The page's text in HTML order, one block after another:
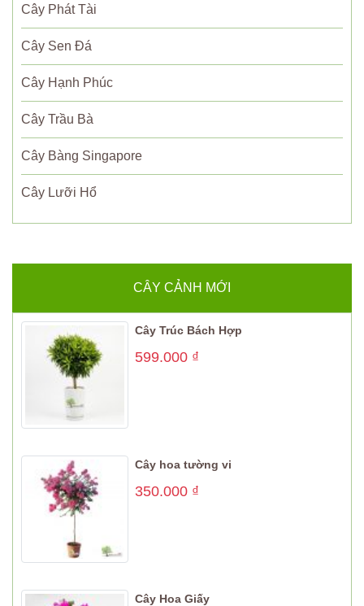
Cây Phát Tài
Cây Sen Đá
Cây Hạnh Phúc
Cây Trầu Bà
Cây Bàng Singapore
Cây Lưỡi Hổ
CÂY CẢNH MỚI
Cây Trúc Bách Hợp
599.000 ₫
Cây hoa tường vi
350.000 ₫
Cây Hoa Giấy